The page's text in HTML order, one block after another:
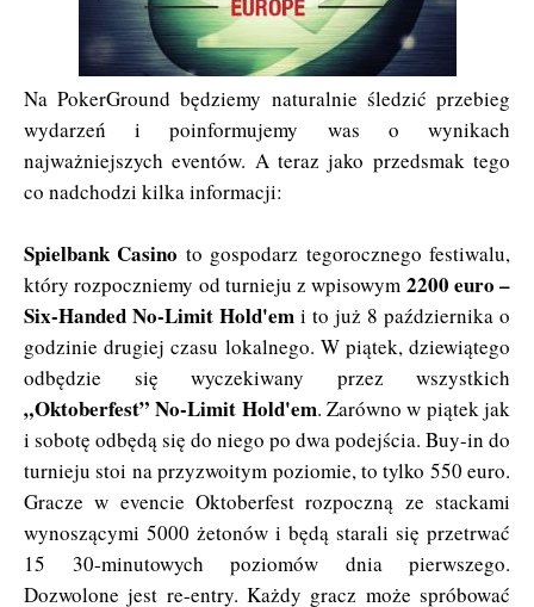
Na PokerGround będziemy naturalnie śledzić przebieg
wydarzeń i poinformujemy was o wynikach
najważniejszych eventów. A teraz jako przedsmak tego
co nadchodzi kilka informacji:
Spielbank Casino to gospodarz tegorocznego festiwalu,
który rozpoczniemy od turnieju z wpisowym 2200 euro –
Six-Handed No-Limit Hold'em i to już 8 października o
godzinie drugiej czasu lokalnego. W piątek, dziewiątego
odbędzie się wyczekiwany przez wszystkich
„Oktoberfest” No-Limit Hold'em. Zarówno w piątek jak
i sobotę odbędą się do niego po dwa podejścia. Buy-in do
turnieju stoi na przyzwoitym poziomie, to tylko 550 euro.
Gracze w evencie Oktoberfest rozpoczną ze stackami
wynoszącymi 5000 żetonów i będą starali się przetrwać
15 30-minutowych poziomów dnia pierwszego.
Dozwolone jest re-entry. Każdy gracz może spróbować